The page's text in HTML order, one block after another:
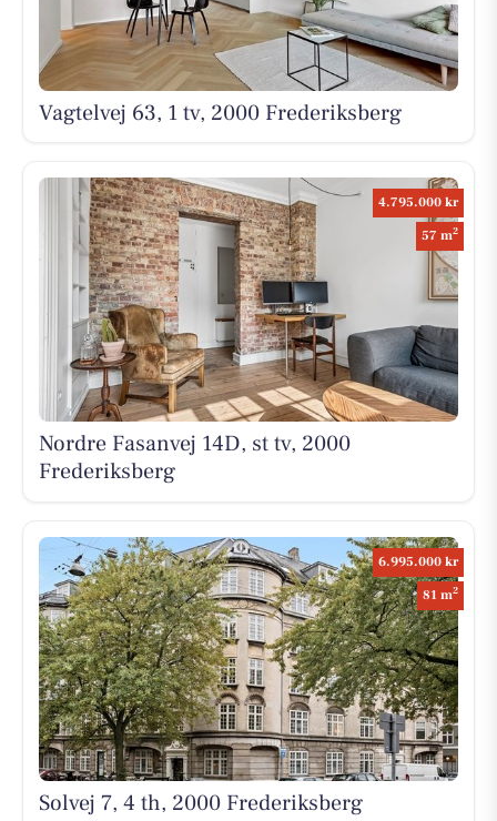
Vagtelvej 63, 1 tv, 2000 Frederiksberg
4.795.000 kr
57 m2
Nordre Fasanvej 14D, st tv, 2000
Frederiksberg
6.995.000 kr
81 m2
Solvej 7, 4 th, 2000 Frederiksberg